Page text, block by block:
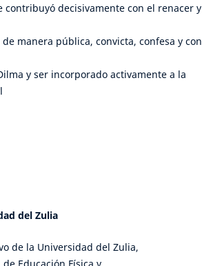
decisivamente con el renacer y
manera pública, convicta, confesa y con
y ser incorporado activamente a la
del Zulia
de la Universidad del Zulia,